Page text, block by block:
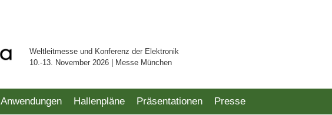
Weltleitmesse und Konferenz der Elektronik
10.-13. November 2026 | Messe München
Anwendungen Hallenpläne Präsentationen Presse